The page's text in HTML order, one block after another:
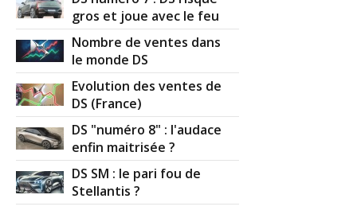
gros et joue avec le feu
Nombre de ventes dans
le monde DS
Evolution des ventes de
DS (France)
DS "numéro 8" : l'audace
enfin maitrisée ?
DS SM : le pari fou de
Stellantis ?